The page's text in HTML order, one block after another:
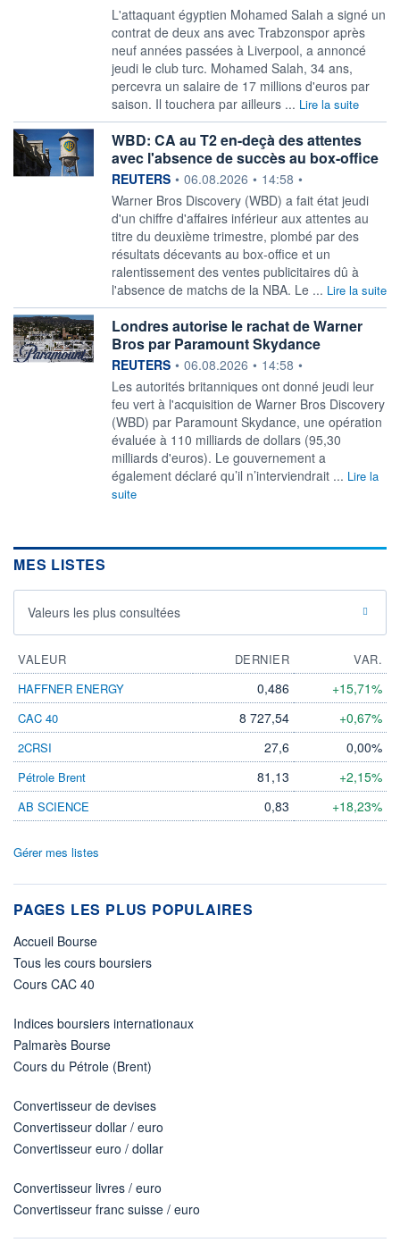
L'attaquant égyptien ‌Mohamed Salah a signé un
contrat ​de deux ans avec Trabzonspor après
neuf années passées à Liverpool, a ​annoncé
jeudi le club turc. Mohamed Salah, 34 ans, ​
percevra un salaire de ⁠17 millions d'euros par
saison. ‌Il touchera par ailleurs ... Lire la suite
WBD: CA au T2 en-deçà des attentes
avec l'absence de succès au box-office
information fournie par
REUTERS • 06.08.2026 • 14:58 •
Warner Bros Discovery (WBD) a fait état jeudi
‌d'un chiffre d'affaires inférieur aux attentes au
titre du deuxième trimestre, plombé par des
résultats ​décevants au box-office et un
ralentissement des ventes publicitaires dû à
l'absence de matchs de la NBA. Le ... Lire la suite
Londres autorise le rachat de Warner
Bros par Paramount Skydance
information fournie par
REUTERS • 06.08.2026 • 14:58 •
Les ‌autorités britanniques ont donné jeudi ​leur
feu vert à l'acquisition de Warner Bros Discovery
(WBD) par ​Paramount Skydance, une opération
évaluée à ​110 milliards de ⁠dollars (95,30
milliards d'euros). Le gouvernement a
‌également déclaré qu’il n’interviendrait ... Lire la
suite
MES LISTES
Valeurs les plus consultées
VALEUR DERNIER
VAR.
HAFFNER ENERGY
0,486 +15,71%
CAC 40 8 727,54 +0,67%
2CRSI 27,6 0,00%
Pétrole Brent 81,13 +2,15%
AB SCIENCE 0,83 +18,23%
Gérer mes listes
PAGES LES PLUS POPULAIRES
Accueil Bourse
Tous les cours boursiers
Cours CAC 40
Indices boursiers internationaux
Palmarès Bourse
Cours du Pétrole (Brent)
Convertisseur de devises
Convertisseur dollar / euro
Convertisseur euro / dollar
Convertisseur livres / euro
Convertisseur franc suisse / euro